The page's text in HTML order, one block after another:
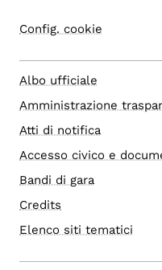
Config. cookie
Albo ufficiale
Amministrazione
Atti di notifica
Accesso civico e
Bandi di gara
Credits
Elenco siti tematici